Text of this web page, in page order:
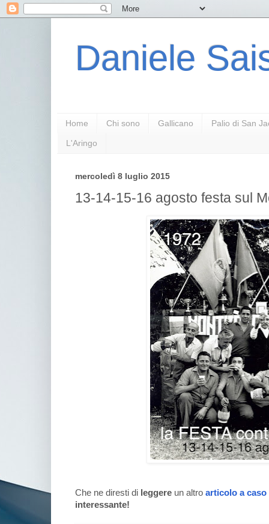
Daniele
Home Chi sono Gallicano Palio di San
L'Aringo
mercoledì 8 luglio 2015
13-14-15-16 agosto festa sul
Che ne diresti di leggere un altro articolo a caso
interessante!